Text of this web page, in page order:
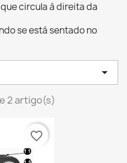
circula à direita da
se está sentado no

2 artigo(s)
favorite_border